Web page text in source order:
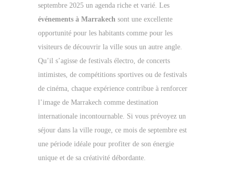
septembre 2025 un agenda riche et varié. Les
événements à Marrakech sont une excellente
opportunité pour les habitants comme pour les
visiteurs de découvrir la ville sous un autre angle.
Qu’il s’agisse de festivals électro, de concerts
intimistes, de compétitions sportives ou de festivals
de cinéma, chaque expérience contribue à renforcer
l’image de Marrakech comme destination
internationale incontournable. Si vous prévoyez un
séjour dans la ville rouge, ce mois de septembre est
une période idéale pour profiter de son énergie
unique et de sa créativité débordante.